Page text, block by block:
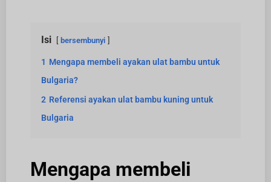
Isi bersembunyi
1 Mengapa membeli ayakan ulat bambu untuk
Bulgaria?
2 Referensi ayakan ulat bambu kuning untuk
Bulgaria
Mengapa membeli